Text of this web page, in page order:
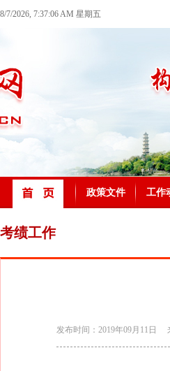
8/7/2026, 7:37:06 AM 星期五
政策文件 工作
考绩工作
发布时间：2019年09月11日